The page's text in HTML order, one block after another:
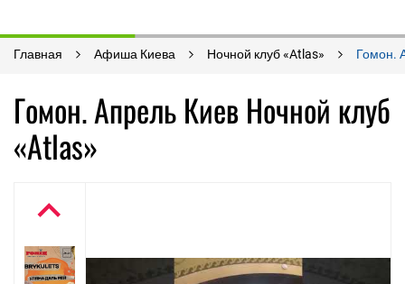
Главная Афиша Киева Ночной клуб «Atlas» Гомон.
Гомон. Апрель Киев Ночной клуб
«Atlas»